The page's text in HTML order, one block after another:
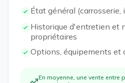
État général (carrosserie,
Historique d'entretien et
propriétaires
Options, équipements et
En moyenne, une vente entre